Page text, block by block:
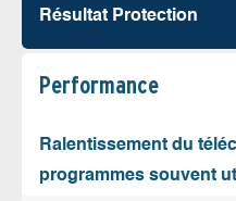
Résultat Protection
Performance
Ralentissement du
programmes souvent